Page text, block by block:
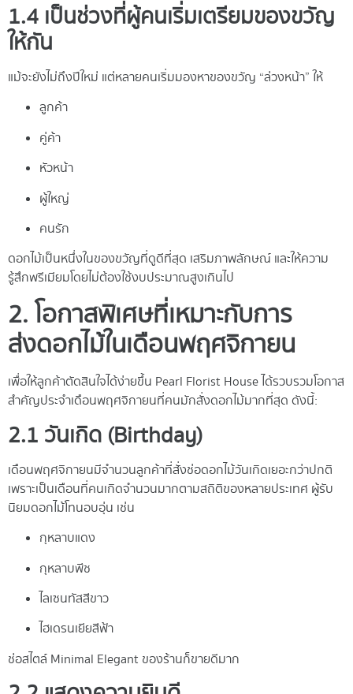
1.4 เป็นช่วงที่ผู้คนเริ่มเตรียมของขวัญ
ให้กัน
แม้จะยังไม่ถึงปีใหม่ แต่หลายคนเริ่มมองหาของขวัญ “ล่วงหน้า” ให้
ลูกค้า
คู่ค้า
หัวหน้า
ผู้ใหญ่
คนรัก
ดอกไม้เป็นหนึ่งในของขวัญที่ดูดีที่สุด เสริมภาพลักษณ์ และให้ความ
รู้สึกพรีเมียมโดยไม่ต้องใช้งบประมาณสูงเกินไป
2. โอกาสพิเศษที่เหมาะกับการ
ส่งดอกไม้ในเดือนพฤศจิกายน
เพื่อให้ลูกค้าตัดสินใจได้ง่ายขึ้น Pearl Florist House ได้รวบรวมโอกาส
สำคัญประจำเดือนพฤศจิกายนที่คนมักสั่งดอกไม้มากที่สุด ดังนี้:
2.1 วันเกิด (Birthday)
เดือนพฤศจิกายนมีจำนวนลูกค้าที่สั่งช่อดอกไม้วันเกิดเยอะกว่าปกติ
เพราะเป็นเดือนที่คนเกิดจำนวนมากตามสถิติของหลายประเทศ ผู้รับ
นิยมดอกไม้โทนอบอุ่น เช่น
กุหลาบแดง
กุหลาบพีช
ไลเซนทัสสีขาว
ไฮเดรนเยียสีฟ้า
ช่อสไตล์ Minimal Elegant ของร้านก็ขายดีมาก